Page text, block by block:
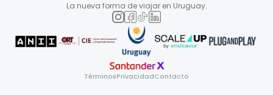
La nueva forma de viajar en Uruguay.
TérminosPrivacidadContacto